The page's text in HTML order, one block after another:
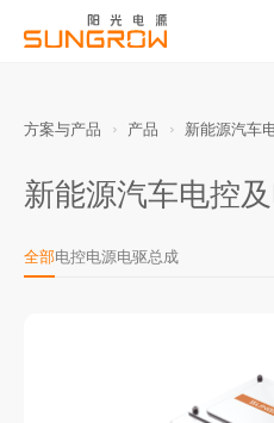
方案与产品 产品 新能源汽车
新能源汽车电控
全部电控电源电驱总成